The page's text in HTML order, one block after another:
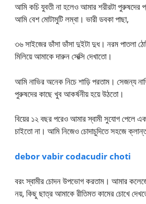
আমি কচি যুবতী না হলেও আমার শরীরটা পুরুষদের
আমি বেশ মোটামুটি লম্বা। ভারী ডবকা পাছা,
৩৬ সাইজের ডাঁসা ডাঁসা দুইটা দুধ। নরম পাতলা
মিলিয়ে আমাকে দারুন সেক্সি দেখাতো।
আমি নাভির অনেক নিচে শাড়ি পরতাম। সেজন্য
পুরুষদের কাছে খুব আকর্ষনীয় হয়ে উঠতো।
বিয়ের ১২ বছর পরেও আমার স্বামী সুযোগ পেলে
চাইতো না। আমি নিজেও চোদাচুদিতে সহজে
debor vabir codacudir choti
বরং স্বামীর চোদন উপভোগ করতাম। আমার
নয়, কিছু ছাত্র আমাকে রীতিমত কামের চোখে